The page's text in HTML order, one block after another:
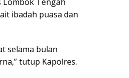
ibadah puasa dan
selama bulan
tutup Kapolres.